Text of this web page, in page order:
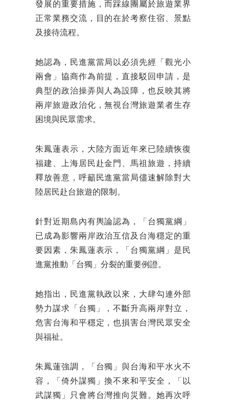
發展的重要措施，而踩線團屬於旅遊業界
正常業務交流，目的在於考察住宿、景點
及接待流程。
她認為，民進黨當局以必須先經「觀光小
兩會」協商作為前提，直接駁回申請，是
典型的政治操弄與人為設障，也反映其將
兩岸旅遊政治化，無視台灣旅遊業者生存
困境與民眾需求。
朱鳳蓮表示，大陸方面近年來已陸續恢復
福建、上海居民赴金門、馬祖旅遊，持續
釋放善意，呼籲民進黨當局儘速解除對大
陸居民赴台旅遊的限制。
針對近期島內有輿論認為，「台獨黨綱」
已成為影響兩岸政治互信及台海穩定的重
要因素，朱鳳蓮表示，「台獨黨綱」是民
進黨推動「台獨」分裂的重要例證。
她指出，民進黨執政以來，大肆勾連外部
勢力謀求「台獨」，不斷升高兩岸對立，
危害台海和平穩定，也損害台灣民眾安全
與福祉。
朱鳳蓮強調，「台獨」與台海和平水火不
容，「倚外謀獨」換不來和平安全，「以
武謀獨」只會將台灣推向災難。她再次呼